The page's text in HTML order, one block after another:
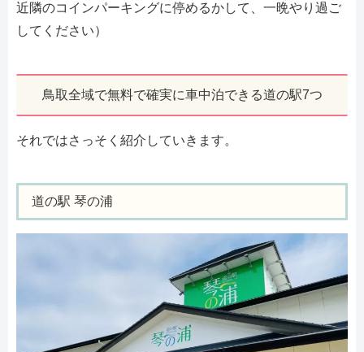
近隣のコインパーキングに停めるかして、一晩やり過ご
してください）
鳥取全域で無料で確実に車中泊できる道の駅7つ
それではさっそく紹介していきます。
道の駅 琴の浦